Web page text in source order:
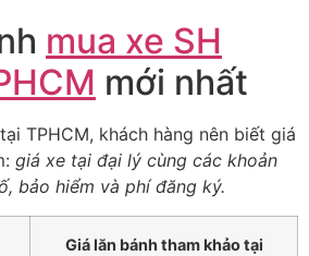
mua xe SH
mới nhất
TPHCM, khách hàng nên biết giá
giá xe tại đại lý cùng các khoản
bảo hiểm và phí đăng ký.
Giá lăn bánh tham khảo tại